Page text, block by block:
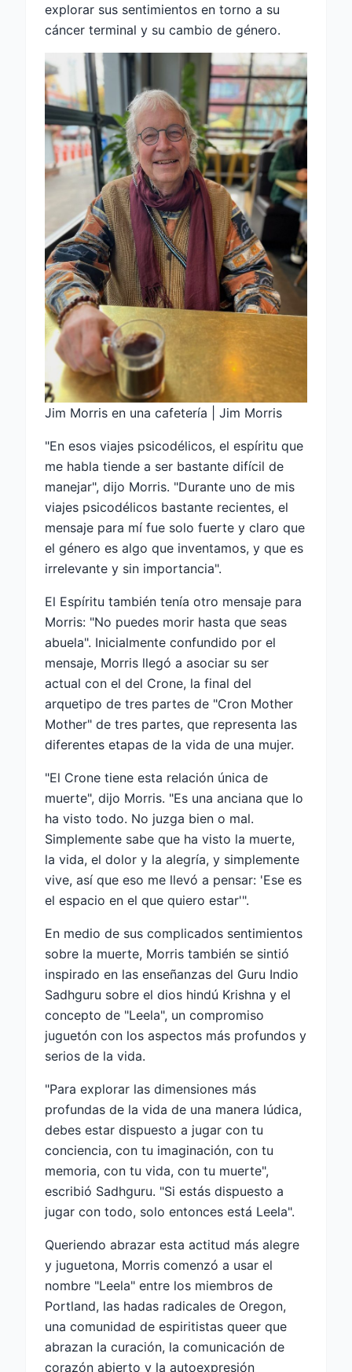
explorar sus sentimientos en torno a su
cáncer terminal y su cambio de género.
Jim Morris en una cafetería | Jim Morris
"En esos viajes psicodélicos, el espíritu que
me habla tiende a ser bastante difícil de
manejar", dijo Morris. "Durante uno de mis
viajes psicodélicos bastante recientes, el
mensaje para mí fue solo fuerte y claro que
el género es algo que inventamos, y que es
irrelevante y sin importancia".
El Espíritu también tenía otro mensaje para
Morris: "No puedes morir hasta que seas
abuela". Inicialmente confundido por el
mensaje, Morris llegó a asociar su ser
actual con el del Crone, la final del
arquetipo de tres partes de "Cron Mother
Mother" de tres partes, que representa las
diferentes etapas de la vida de una mujer.
"El Crone tiene esta relación única de
muerte", dijo Morris. "Es una anciana que lo
ha visto todo. No juzga bien o mal.
Simplemente sabe que ha visto la muerte,
la vida, el dolor y la alegría, y simplemente
vive, así que eso me llevó a pensar: 'Ese es
el espacio en el que quiero estar'".
En medio de sus complicados sentimientos
sobre la muerte, Morris también se sintió
inspirado en las enseñanzas del Guru Indio
Sadhguru sobre el dios hindú Krishna y el
concepto de "Leela", un compromiso
juguetón con los aspectos más profundos y
serios de la vida.
"Para explorar las dimensiones más
profundas de la vida de una manera lúdica,
debes estar dispuesto a jugar con tu
conciencia, con tu imaginación, con tu
memoria, con tu vida, con tu muerte",
escribió Sadhguru. "Si estás dispuesto a
jugar con todo, solo entonces está Leela".
Queriendo abrazar esta actitud más alegre
y juguetona, Morris comenzó a usar el
nombre "Leela" entre los miembros de
Portland, las hadas radicales de Oregon,
una comunidad de espiritistas queer que
abrazan la curación, la comunicación de
corazón abierto y la autoexpresión